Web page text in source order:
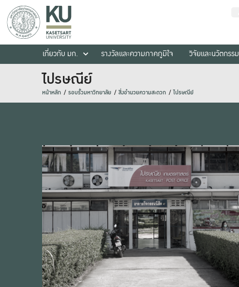
เกี่ยวกับ มก.
รางวัลและความภาคภูมิใจ วิจัยและนวัตกรรม
ไปรษณีย์
หน้าหลัก รอบรั้วมหาวิทยาลัย สิ่งอำนวยความสะดวก ไปรษณีย์